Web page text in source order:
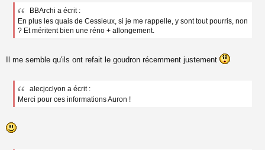
BBArchi a écrit :
En plus les quais de Cessieux, si je me rappelle, y sont tout pourris, non
? Et méritent bien une réno + allongement.
Il me semble qu'ils ont refait le goudron récemment justement
alecjcclyon a écrit :
Merci pour ces informations Auron !